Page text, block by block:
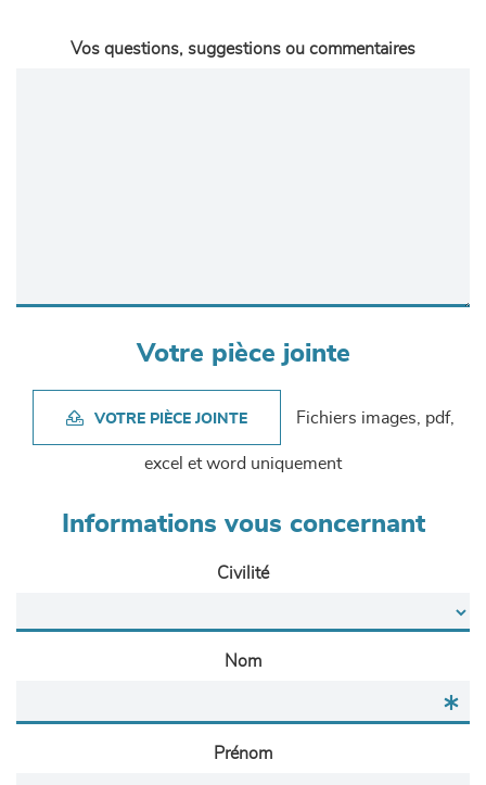
Vos questions, suggestions ou commentaires
Votre pièce jointe
VOTRE PIÈCE JOINTE Fichiers images, pdf,
excel et word uniquement
Informations vous concernant
Civilité
Nom
Prénom